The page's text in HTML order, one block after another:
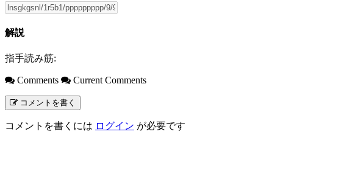
解説
指手読み筋:
Comments Current Comments
コメントを書く
コメントを書くには ログイン が必要です